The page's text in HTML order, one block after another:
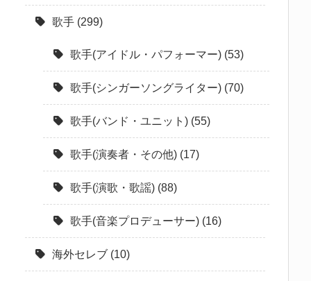
歌手 (299)
歌手(アイドル・パフォーマー) (53)
歌手(シンガーソングライター) (70)
歌手(バンド・ユニット) (55)
歌手(演奏者・その他) (17)
歌手(演歌・歌謡) (88)
歌手(音楽プロデューサー) (16)
海外セレブ (10)